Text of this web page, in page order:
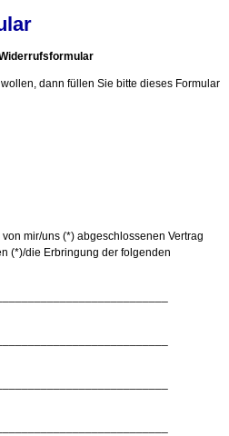
dann füllen Sie bitte dieses Formular
mir/uns (*) abgeschlossenen Vertrag
(*)/die Erbringung der folgenden